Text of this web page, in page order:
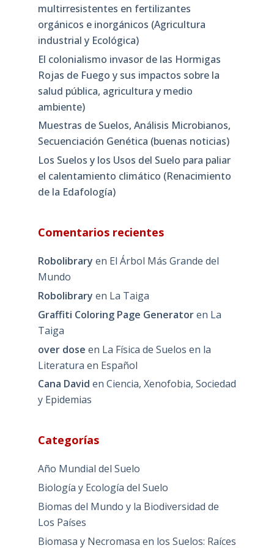
multirresistentes en fertilizantes
orgánicos e inorgánicos (Agricultura
industrial y Ecológica)
El colonialismo invasor de las Hormigas
Rojas de Fuego y sus impactos sobre la
salud pública, agricultura y medio
ambiente)
Muestras de Suelos, Análisis Microbianos,
Secuenciación Genética (buenas noticias)
Los Suelos y los Usos del Suelo para paliar
el calentamiento climático (Renacimiento
de la Edafología)
Comentarios recientes
Robolibrary en El Árbol Más Grande del
Mundo
Robolibrary en La Taiga
Graffiti Coloring Page Generatoren La
Taiga
over dose en La Física de Suelos en la
Literatura en Español
Cana David en Ciencia, Xenofobia, Sociedad
y Epidemias
Categorías
Año Mundial del Suelo
Biología y Ecología del Suelo
Biomas del Mundo y la Biodiversidad de
Los Países
Biomasa y Necromasa en los Suelos: Raíces